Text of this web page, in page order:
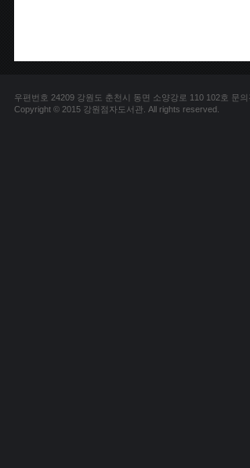
우편번호 24209 강원도 춘천시 동면 소양강로 110 102호 문
Copyright © 2015 강원점자도서관. All rights reserved.